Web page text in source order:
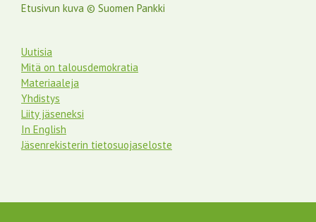
Etusivun kuva © Suomen Pankki
Uutisia
Mitä on talousdemokratia
Materiaaleja
Yhdistys
Liity jäseneksi
In English
Jäsenrekisterin tietosuojaseloste